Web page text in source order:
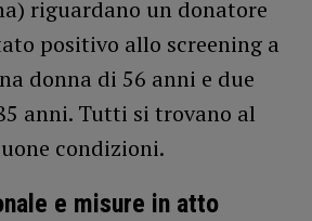
riguardano un donatore
positivo allo screening a
donna di 56 anni e due
anni. Tutti si trovano al
condizioni.
e misure in atto